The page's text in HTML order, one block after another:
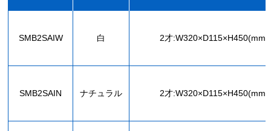
SMB2SAIW 白 2才:W320×D115×H450(mm)
SMB2SAIN ナチュラル 2才:W320×D115×H450(mm)